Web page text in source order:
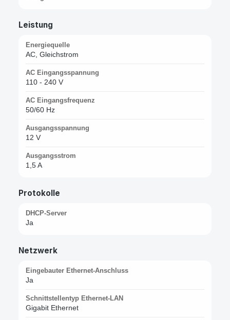
Leistung
Energiequelle
AC, Gleichstrom
AC Eingangsspannung
110 - 240 V
AC Eingangsfrequenz
50/60 Hz
Ausgangsspannung
12 V
Ausgangsstrom
1,5 A
Protokolle
DHCP-Server
Ja
Netzwerk
Eingebauter Ethernet-Anschluss
Ja
Schnittstellentyp Ethernet-LAN
Gigabit Ethernet